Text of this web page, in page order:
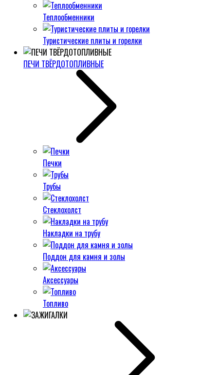
Теплообменники
Туристические плиты и горелки
ПЕЧИ ТВЁРДОТОПЛИВНЫЕ
Печки
Трубы
Стеклохолст
Накладки на трубу
Поддон для камня и золы
Аксессуары
Топливо